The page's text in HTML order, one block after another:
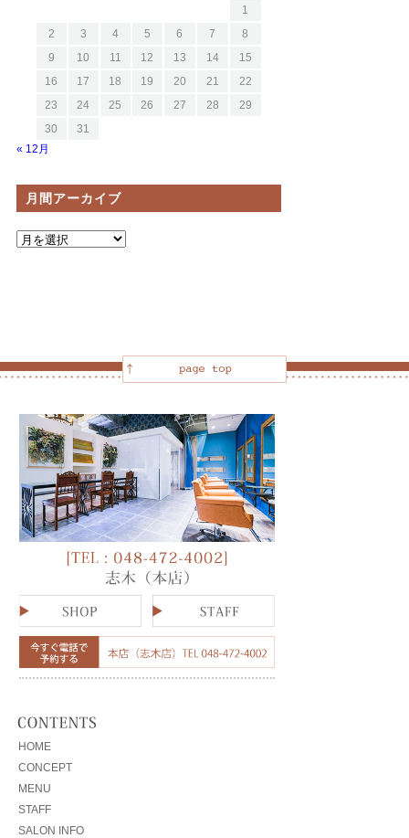
1
2
3 4 5 6 7
8
9
10 11 12 13 14
15
16
17 18 19 20 21
22
23
24 25 26 27 28
29
30
31
« 12月
月間アーカイブ
HOME
CONCEPT
MENU
STAFF
SALON INFO